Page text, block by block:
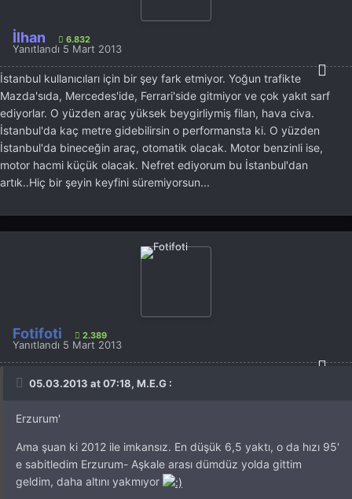
İlhan 6.832
Yanıtlandı 5 Mart 2013
İstanbul kullanıcıları için bir şey fark etmiyor. Yoğun trafikte
Mazda'sıda, Mercedes'ide, Ferrari'side gitmiyor ve çok yakıt sarf
ediyorlar. O yüzden araç yüksek beygirliymiş filan, hava civa.
İstanbul'da kaç metre gidebilirsin o performansta ki. O yüzden
İstanbul'da bineceğin araç, otomatik olacak. Motor benzinli ise,
motor hacmi küçük olacak. Nefret ediyorum bu İstanbul'dan
artık..Hiç bir şeyin keyfini süremiyorsun...
Fotifoti 2.389
Yanıtlandı 5 Mart 2013
05.03.2013 at 07:18, M.E.G :
Erzurum'
Ama şuan ki 2012 ile imkansız. En düşük 6,5 yaktı, o da hızı 95'
e sabitledim Erzurum- Aşkale arası dümdüz yolda gittim
geldim, daha altını yakmıyor